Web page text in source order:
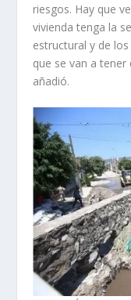
riesgos. Hay que
vivienda tenga la
estructural y de
que se van a
añadió.